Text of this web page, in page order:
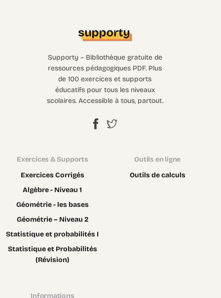
Supporty – Bibliothèque gratuite de
ressources pédagogiques PDF. Plus
de 100 exercices et supports
éducatifs pour tous les niveaux
scolaires. Accessible à tous, partout.
Exercices & Supports
Exercices Corrigés
Algèbre - Niveau 1
Géométrie - les bases
Géométrie – Niveau 2
Statistique et probabilités I
Statistique et Probabilités
(Révision)
Outils en ligne
Outils de calculs
Informations